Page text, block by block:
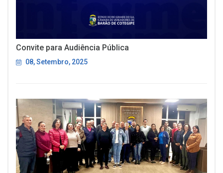
Convite para Audiência Pública
08, Setembro, 2025